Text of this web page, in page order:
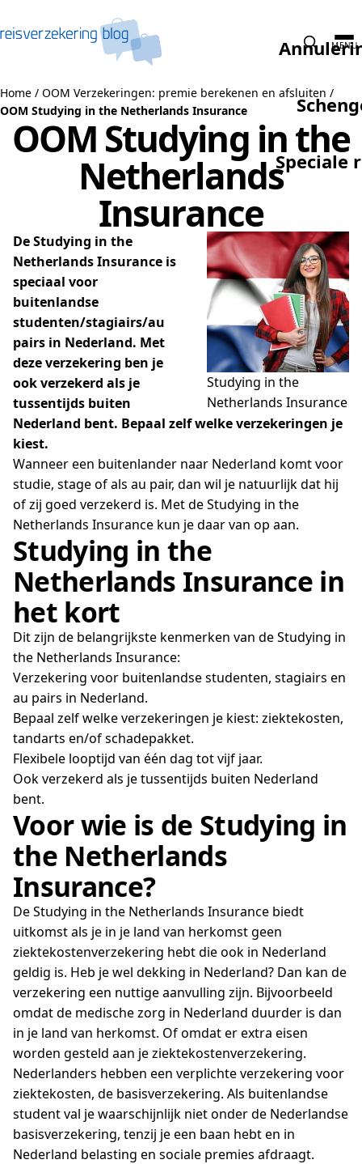
Speciale
MENU
Home / OOM Verzekeringen: premie berekenen en afsluiten /
OOM Studying in the Netherlands Insurance
OOM Studying in the
Netherlands
Insurance
Studying in the
Netherlands Insurance
De Studying in the
Netherlands Insurance is
speciaal voor
buitenlandse
studenten/stagiairs/au
pairs in Nederland. Met
deze verzekering ben je
ook verzekerd als je
tussentijds buiten
Nederland bent. Bepaal zelf welke verzekeringen je
kiest.
Wanneer een buitenlander naar Nederland komt voor
studie, stage of als au pair, dan wil je natuurlijk dat hij
of zij goed verzekerd is. Met de Studying in the
Netherlands Insurance kun je daar van op aan.
Studying in the
Netherlands Insurance in
het kort
Dit zijn de belangrijkste kenmerken van de Studying in
the Netherlands Insurance:
Verzekering voor buitenlandse studenten, stagiairs en
au pairs in Nederland.
Bepaal zelf welke verzekeringen je kiest: ziektekosten,
tandarts en/of schadepakket.
Flexibele looptijd van één dag tot vijf jaar.
Ook verzekerd als je tussentijds buiten Nederland
bent.
Voor wie is de Studying in
the Netherlands
Insurance?
De Studying in the Netherlands Insurance biedt
uitkomst als je in je land van herkomst geen
ziektekostenverzekering hebt die ook in Nederland
geldig is. Heb je wel dekking in Nederland? Dan kan de
verzekering een nuttige aanvulling zijn. Bijvoorbeeld
omdat de medische zorg in Nederland duurder is dan
in je land van herkomst. Of omdat er extra eisen
worden gesteld aan je ziektekostenverzekering.
Nederlanders hebben een verplichte verzekering voor
ziektekosten, de basisverzekering. Als buitenlandse
student val je waarschijnlijk niet onder de Nederlandse
basisverzekering, tenzij je een baan hebt en in
Nederland belasting en sociale premies afdraagt.